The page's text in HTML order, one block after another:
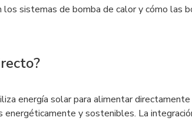
sistemas de bomba de calor y cómo las
energía solar para alimentar
y sostenibles. La